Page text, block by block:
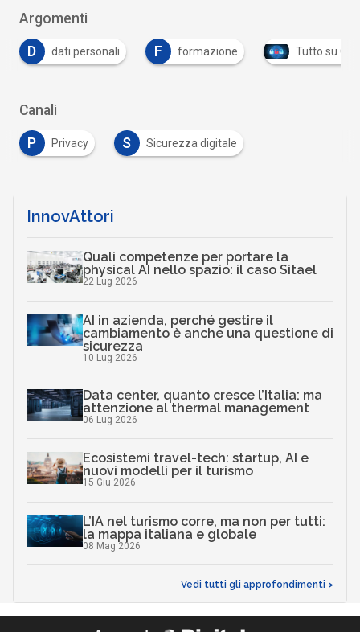
Argomenti
F formazione Tutto su Cyber Security T
Canali
P Privacy S Sicurezza digitale
InnovAttori
Quali competenze per portare la
physical AI nello spazio: il caso Sitael
22 Lug 2026
AI in azienda, perché gestire il
cambiamento è anche una questione di
sicurezza
10 Lug 2026
Data center, quanto cresce l’Italia: ma
attenzione al thermal management
06 Lug 2026
Ecosistemi travel-tech: startup, AI e
nuovi modelli per il turismo
15 Giu 2026
L’IA nel turismo corre, ma non per tutti:
la mappa italiana e globale
08 Mag 2026
Vedi tutti gli approfondimenti >